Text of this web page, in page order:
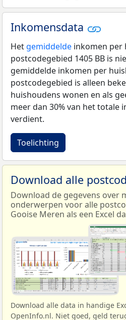
Inkomensdata
Het gemiddelde inkomen per
postcodegebied 1405 BB is
gemiddelde inkomen per
postcodegebied is alleen
huishoudens wonen en als
meer dan 30% van het totale
verdient.
Toelichting
Download alle
Download de gegevens over
onderwerpen voor alle
Gooise Meren als een Excel
Download alle data in handige
OpenInfo.nl. Niet goed, geld